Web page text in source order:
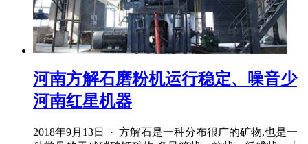
河南方解石磨粉机运行稳定、噪音少
河南红星机器
2018年9月13日 · 方解石是一种分布很广的矿物,也是一